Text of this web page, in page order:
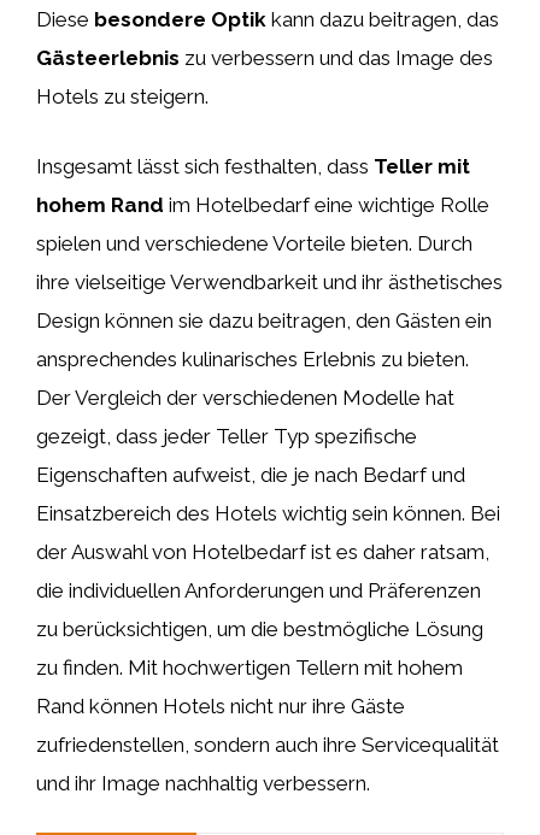
Diese besondere Optik kann dazu beitragen, das
Gästeerlebnis zu verbessern und das Image des
Hotels zu steigern.
Insgesamt lässt sich festhalten, dass Teller mit
hohem Rand im Hotelbedarf eine wichtige Rolle
spielen und verschiedene Vorteile bieten. Durch
ihre vielseitige Verwendbarkeit und ihr ästhetisches
Design können sie dazu beitragen, den Gästen ein
ansprechendes kulinarisches Erlebnis zu bieten.
Der Vergleich der verschiedenen Modelle hat
gezeigt, dass jeder Teller Typ spezifische
Eigenschaften aufweist, die je nach Bedarf und
Einsatzbereich des Hotels wichtig sein können. Bei
der Auswahl von Hotelbedarf ist es daher ratsam,
die individuellen Anforderungen und Präferenzen
zu berücksichtigen, um die bestmögliche Lösung
zu finden. Mit hochwertigen Tellern mit hohem
Rand können Hotels nicht nur ihre Gäste
zufriedenstellen, sondern auch ihre Servicequalität
und ihr Image nachhaltig verbessern.